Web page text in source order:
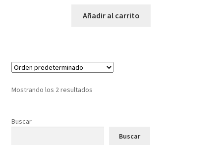
Añadir al carrito
Mostrando los 2 resultados
Buscar
Buscar